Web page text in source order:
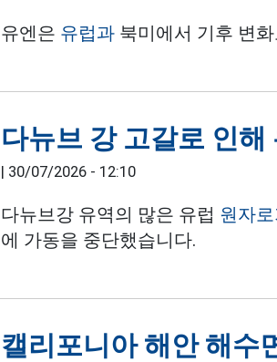
유엔은 유럽과 북미에서 기후 변
다뉴브 강 고갈로 인
| 30/07/2026 - 12:10
다뉴브강 유역의 많은 유럽 원자
에 가동을 중단했습니다.
캘리포니아 해안 해수